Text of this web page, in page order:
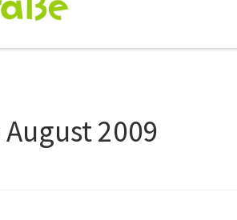
August 2009